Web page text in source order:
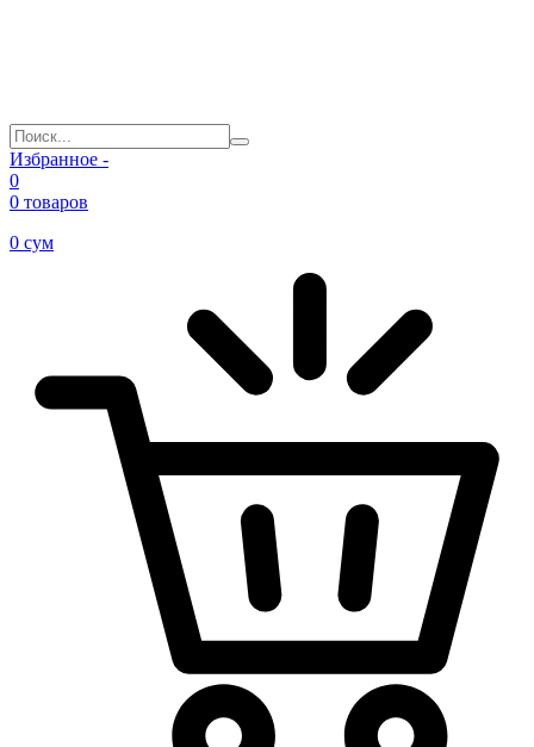
Избранное -
0
0 товаров
0 сум